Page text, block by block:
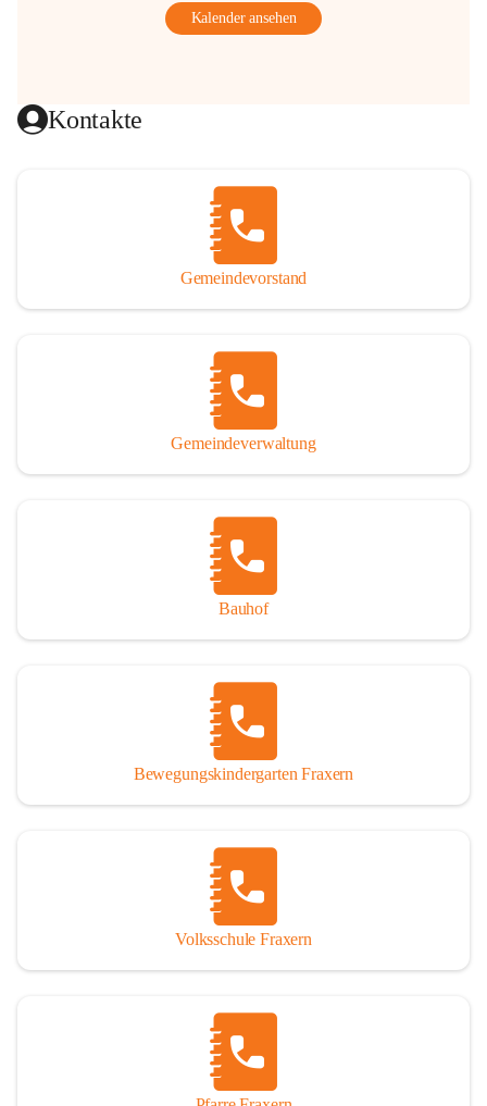
Kalender ansehen
Kontakte
Gemeindevorstand
Gemeindeverwaltung
Bauhof
Bewegungskindergarten Fraxern
Volksschule Fraxern